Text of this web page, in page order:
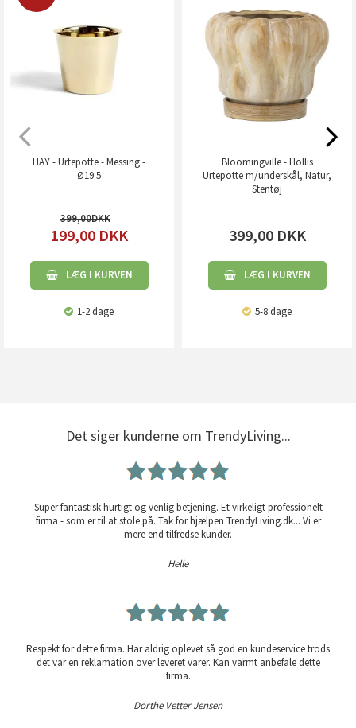
HAY - Urtepotte - Messing -
Ø19.5
399,00
199,00 DKK
LÆG I KURVEN
1-2 dage
Bloomingville - Hollis
Urtepotte m/underskål, Natur,
Stentøj
399,00 DKK
LÆG I KURVEN
5-8 dage
Det siger kunderne om TrendyLiving...
Super fantastisk hurtigt og venlig betjening. Et virkeligt professionelt
firma - som er til at stole på. Tak for hjælpen TrendyLiving.dk... Vi er
mere end tilfredse kunder.
Helle
Respekt for dette firma. Har aldrig oplevet så god en kundeservice trods
det var en reklamation over leveret varer. Kan varmt anbefale dette
firma.
Dorthe Vetter Jensen